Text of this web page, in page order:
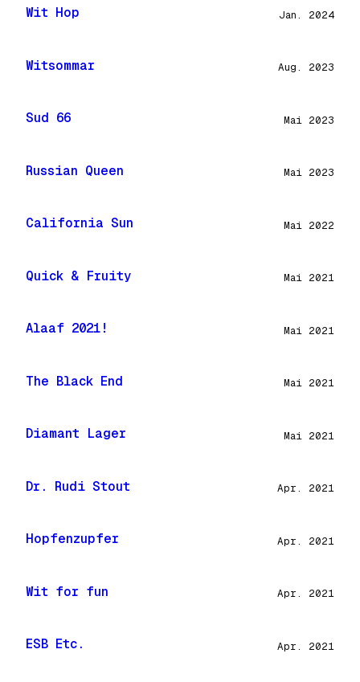
Wit Hop Jan. 2024
Witsommar Aug. 2023
Sud 66 Mai 2023
Russian Queen Mai 2023
California Sun Mai 2022
Quick & Fruity Mai 2021
Alaaf 2021! Mai 2021
The Black End Mai 2021
Diamant Lager Mai 2021
Dr. Rudi Stout Apr. 2021
Hopfenzupfer Apr. 2021
Wit for fun Apr. 2021
ESB Etc. Apr. 2021